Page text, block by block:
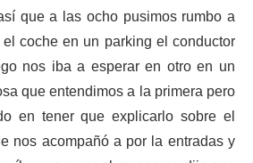
que a las ocho pusimos rumbo a
coche en un parking el conductor
nos iba a esperar en otro en un
que entendimos a la primera pero
en tener que explicarlo sobre el
nos acompañó a por la entradas y